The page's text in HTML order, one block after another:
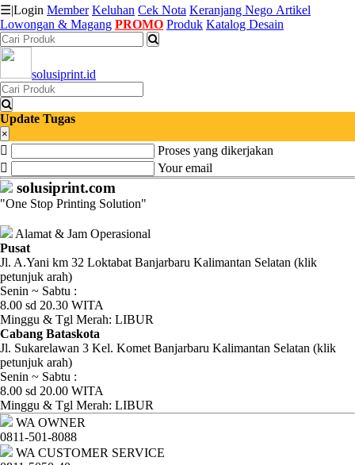
Katalog
Produk
Petugas
Riwayat
Transaksi
Tagihan
Berjalan
Pembayaran
Pendapatan
Fee
Ganti
Password
Logout
☰|Login Member Keluhan Cek Nota Keranjang Nego Artikel
Lowongan & Magang PROMO Produk Katalog Desain
solusiprint.id
Update Tugas
×
Proses yang dikerjakan
Your email
solusiprint.com
"One Stop Printing Solution"
Alamat & Jam Operasional
Pusat
Jl. A.Yani km 32 Loktabat Banjarbaru Kalimantan Selatan (klik
petunjuk arah)
Senin ~ Sabtu :
8.00 sd 20.30 WITA
Minggu & Tgl Merah: LIBUR
Cabang Bataskota
Jl. Sukarelawan 3 Kel. Komet Banjarbaru Kalimantan Selatan (klik
petunjuk arah)
Senin ~ Sabtu :
8.00 sd 20.00 WITA
Minggu & Tgl Merah: LIBUR
WA OWNER
0811-501-8088
WA CUSTOMER SERVICE